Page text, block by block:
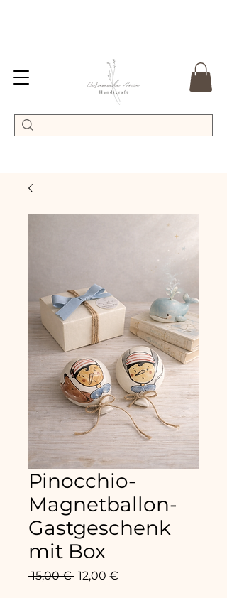
Pinocchio-
Magnetballon-
Gastgeschenk
mit Box
15,00 € Standardpreis
12,00 €